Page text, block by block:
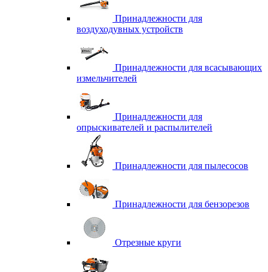
Принадлежности для
воздуходувных устройств
Принадлежности для всасывающих
измельчителей
Принадлежности для
опрыскивателей и распылителей
Принадлежности для пылесосов
Принадлежности для бензорезов
Отрезные круги